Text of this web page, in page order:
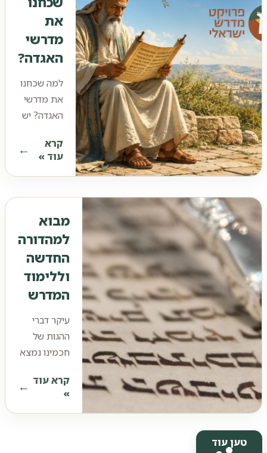
את
עולמם
הרעיוני
של
האגדה
דרך
ארבע
סוגיות
מרכזיות
את
מדרשי
האגדה?
למה שכחנו
את מדרשי
האגדה? יש
בעולם
התורה
שלנו. אנחנו
לומדים
לומדים
גמרא.
אנחנו
לומדים
הלכה.
קרא
עוד »
מבוא
למהדורה
החדשה
וללימוד
המדרש
עיקר דברי
ההגות של
חכמינו נמצא
האגדה. מדרש
האגדה שימש
תמיד כבן
קרא עוד
»
טען עוד